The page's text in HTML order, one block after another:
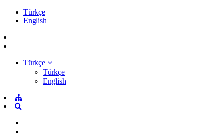
Türkçe
English
Türkçe
Türkçe
English